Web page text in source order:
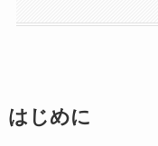
はじめに